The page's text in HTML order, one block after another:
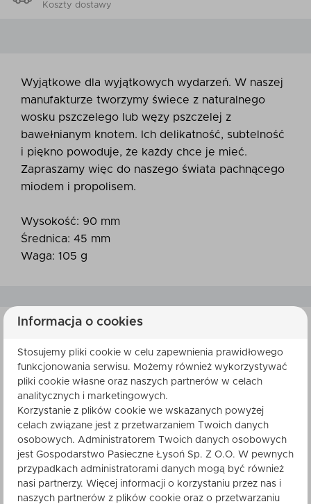
Koszty dostawy
Wyjątkowe dla wyjątkowych wydarzeń. W naszej
manufakturze tworzymy świece z naturalnego
wosku pszczelego lub węzy pszczelej z
bawełnianym knotem. Ich delikatność, subtelność
i piękno powoduje, że każdy chce je mieć.
Zapraszamy więc do naszego świata pachnącego
miodem i propolisem.
Wysokość: 90 mm
Średnica: 45 mm
Waga: 105 g
SKŁADNIKI
Nikt do tej pory nie ocenił tego produktu.
Bądź pierwszy. Po zatwierdzeniu przez
obsługę sklepu, będzie ona widoczna dla
innych klientów.
Informacja o cookies
Stosujemy pliki cookie w celu zapewnienia prawidłowego
funkcjonowania serwisu. Możemy również wykorzystywać
pliki cookie własne oraz naszych partnerów w celach
analitycznych i marketingowych.
Korzystanie z plików cookie we wskazanych powyżej
celach związane jest z przetwarzaniem Twoich danych
osobowych. Administratorem Twoich danych osobowych
jest Gospodarstwo Pasieczne Łysoń Sp. Z O.O. W pewnych
przypadkach administratorami danych mogą być również
nasi partnerzy. Więcej informacji o korzystaniu przez nas i
naszych partnerów z plików cookie oraz o przetwarzaniu